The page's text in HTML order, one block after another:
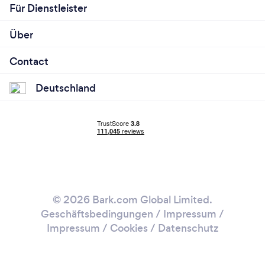
Für Dienstleister
Über
Contact
Deutschland
© 2026 Bark.com Global Limited.
Geschäftsbedingungen / Impressum /
Impressum / Cookies / Datenschutz